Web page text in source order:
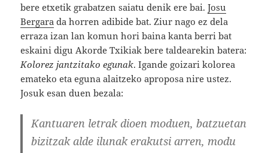
bere etxetik grabatzen saiatu denik ere bai.Josu
Bergara da horren adibide bat. Ziur nago ez dela
erraza izan lan komun hori baina kanta berri bat
eskaini digu Akorde Txikiak bere taldearekin batera:
Kolorez jantzitako egunak. Igande goizari kolorea
emateko eta eguna alaitzeko aproposa nire ustez.
Josuk esan duen bezala:
Kantuaren letrak dioen moduen, batzuetan
bizitzak alde ilunak erakutsi arren, modu